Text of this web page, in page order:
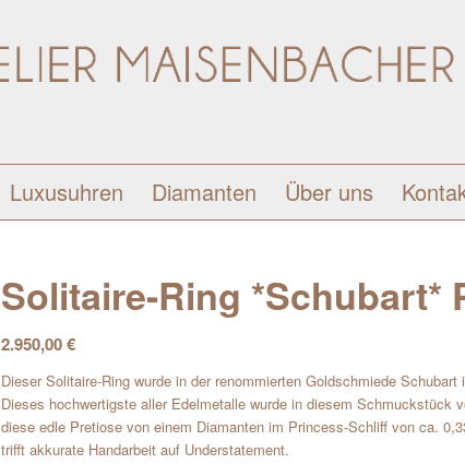
Luxusuhren Diamanten Über uns
Solitaire-Ring *Schubart*
2.950,00€
Dieser Solitaire-Ring wurde in der renommierten Goldschmiede
Dieses hochwertigste aller Edelmetalle wurde in diesem Schmuckstück
diese edle Pretiose von einem Diamanten im Princess-Schliff von ca.
trifft akkurate Handarbeit auf Understatement.